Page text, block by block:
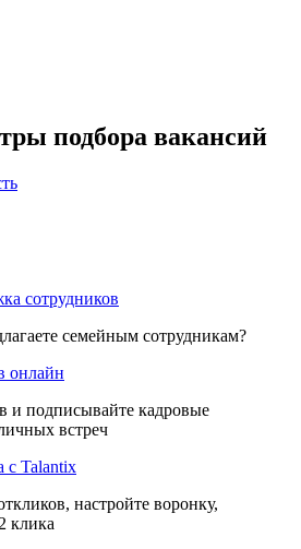
подбора вакансий
сотрудников
семейным сотрудникам?
онлайн
и подписывайте кадровые
встреч
с Talantix
настройте воронку,
клика